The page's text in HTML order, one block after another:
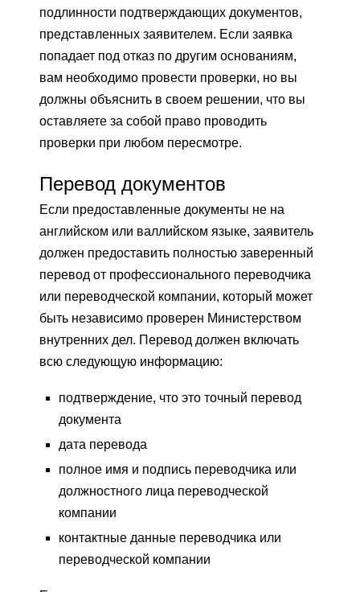
подлинности подтверждающих документов,
представленных заявителем. Если заявка
попадает под отказ по другим основаниям,
вам необходимо провести проверки, но вы
должны объяснить в своем решении, что вы
оставляете за собой право проводить
проверки при любом пересмотре.
Перевод документов
Если предоставленные документы не на
английском или валлийском языке, заявитель
должен предоставить полностью заверенный
перевод от профессионального переводчика
или переводческой компании, который может
быть независимо проверен Министерством
внутренних дел. Перевод должен включать
всю следующую информацию:
подтверждение, что это точный перевод
документа
дата перевода
полное имя и подпись переводчика или
должностного лица переводческой
компании
контактные данные переводчика или
переводческой компании